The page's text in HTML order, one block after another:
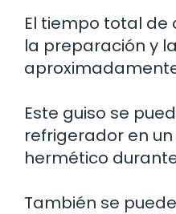
El tiempo total de
la preparación y
Este guiso se
refrigerador en
hermético
También se